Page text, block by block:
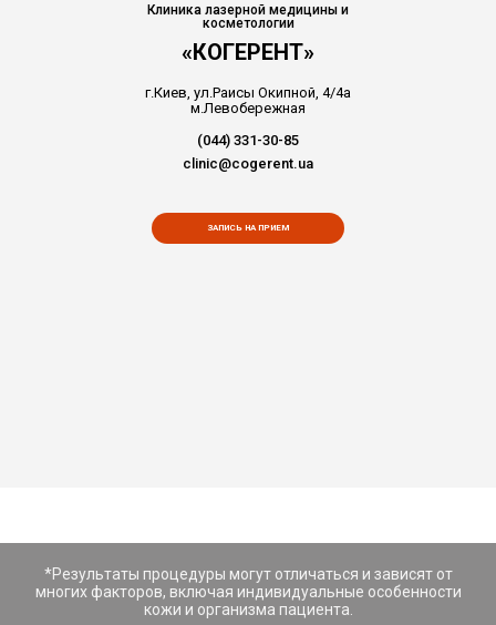
14 мая 2021
Клиника лазерной медицины и
косметологии
«КОГЕРЕНТ»
г.Киев, ул.Раисы Окипной, 4/4а
м.Левобережная
(044) 331-30-85
clinic@cogerent.ua
ЗАПИСЬ НА ПРИЕМ
*Результаты процедуры могут отличаться и зависят от
многих факторов, включая индивидуальные особенности
кожи и организма пациента.